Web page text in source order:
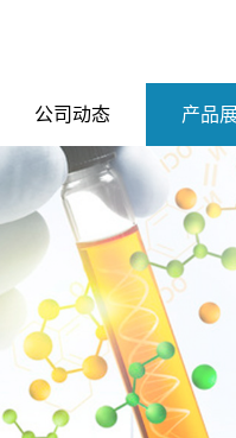
公司动态 产品